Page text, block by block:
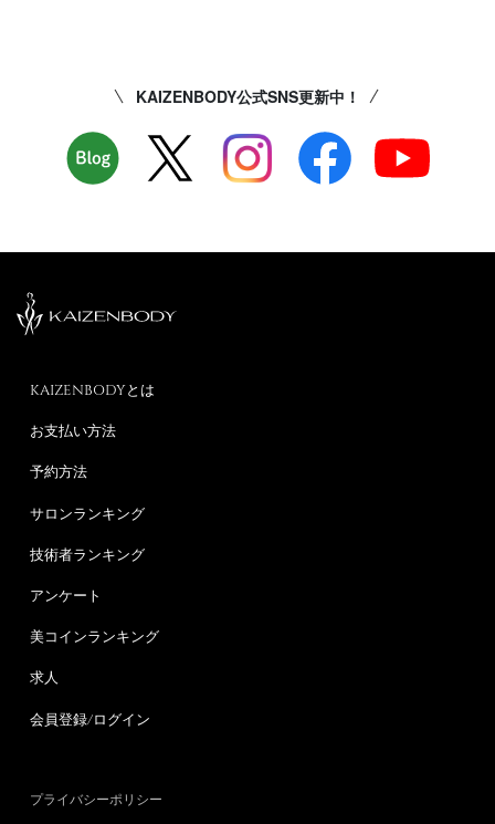
KAIZENBODY公式SNS更新中！
KAIZENBODYとは
お支払い方法
予約方法
サロンランキング
技術者ランキング
アンケート
美コインランキング
求人
会員登録/ログイン
プライバシーポリシー